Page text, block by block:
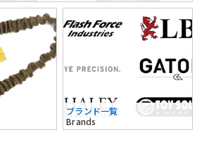
ブランド一覧
Brands